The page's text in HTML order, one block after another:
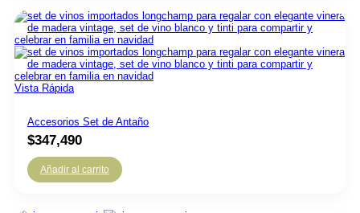
Vista Rápida
Accesorios Set de Antaño
$347,490
Añadir al carrito